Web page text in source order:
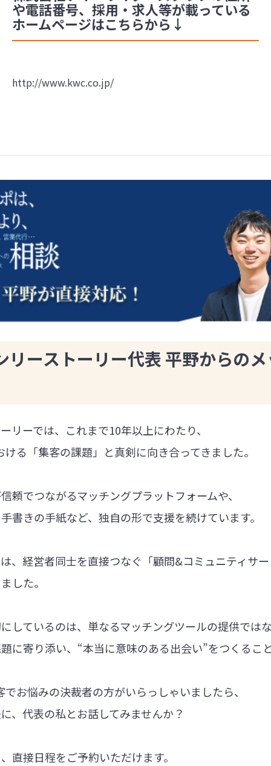
や電話番号、採用・求人等が載っている
ホームページはこちらから↓
http://www.kwc.co.jp/
リーストーリー代表 平野からの
リーでは、これまで10年以上にわたり、
る「集客の課題」と真剣に向き合ってきました。
頼でつながるマッチングプラットフォームや、
書きの手紙など、独自の形で支援を続けています。
、経営者同士を直接つなぐ「顧問&コミュニティサ
した。
しているのは、単なるマッチングツールの提供では
に寄り添い、“本当に意味のある出会い”をつくるこ
お悩みの決裁者の方がいらっしゃいましたら、
、代表の私とお話してみませんか？
直接日程をご予約いただけます。